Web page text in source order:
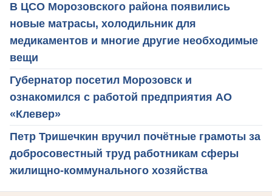
В ЦСО Морозовского района появились
новые матрасы, холодильник для
медикаментов и многие другие необходимые
вещи
Губернатор посетил Морозовск и
ознакомился с работой предприятия АО
«Клевер»
Петр Тришечкин вручил почётные грамоты за
добросовестный труд работникам сферы
жилищно-коммунального хозяйства